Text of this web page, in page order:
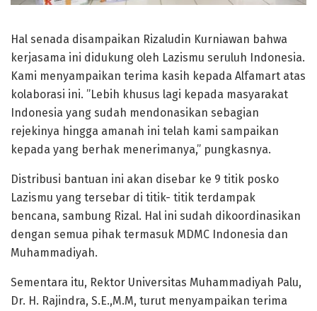
Hal senada disampaikan Rizaludin Kurniawan bahwa
kerjasama ini didukung oleh Lazismu seruluh Indonesia.
Kami menyampaikan terima kasih kepada Alfamart atas
kolaborasi ini. ”Lebih khusus lagi kepada masyarakat
Indonesia yang sudah mendonasikan sebagian
rejekinya hingga amanah ini telah kami sampaikan
kepada yang berhak menerimanya,” pungkasnya.
Distribusi bantuan ini akan disebar ke 9 titik posko
Lazismu yang tersebar di titik- titik terdampak
bencana, sambung Rizal. Hal ini sudah dikoordinasikan
dengan semua pihak termasuk MDMC Indonesia dan
Muhammadiyah.
Sementara itu, Rektor Universitas Muhammadiyah Palu,
Dr. H. Rajindra, S.E.,M.M, turut menyampaikan terima